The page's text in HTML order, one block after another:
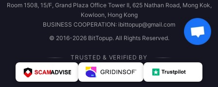
Room 1508, 15/F, Grand Plaza Office Tower II, 625 Nathan Road, Mong Kok,
Kowloon, Hong Kong
BUSINESS COOPERATION: ibittopup@gmail.com
© 2016-2026 BitTopup. All Rights Reserved.
TRUSTED & VERIFIED BY